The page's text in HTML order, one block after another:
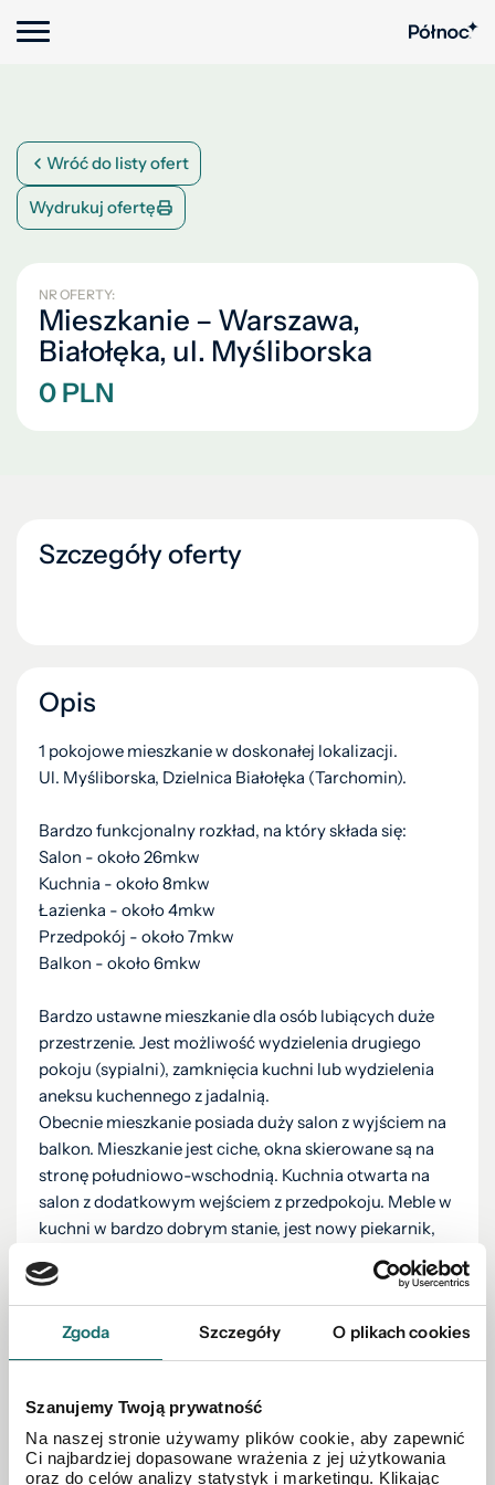
Zgoda Szczegóły O plikach cookies
Szanujemy Twoją prywatność
Na naszej stronie używamy plików cookie, aby zapewnić
Ci najbardziej dopasowane wrażenia z jej użytkowania
oraz do celów analizy statystyk i marketingu. Klikając
Wróć do listy ofert
Wydrukuj ofertę
NR OFERTY:
Mieszkanie – Warszawa,
Białołęka, ul. Myśliborska
0 PLN
Szczegóły oferty
Opis
1 pokojowe mieszkanie w doskonałej lokalizacji.
Ul. Myśliborska, Dzielnica Białołęka (Tarchomin).
Bardzo funkcjonalny rozkład, na który składa się:
Salon - około 26mkw
Kuchnia - około 8mkw
Łazienka - około 4mkw
Przedpokój - około 7mkw
Balkon - około 6mkw
Bardzo ustawne mieszkanie dla osób lubiących duże
przestrzenie. Jest możliwość wydzielenia drugiego
pokoju (sypialni), zamknięcia kuchni lub wydzielenia
aneksu kuchennego z jadalnią.
Obecnie mieszkanie posiada duży salon z wyjściem na
balkon. Mieszkanie jest ciche, okna skierowane są na
stronę południowo-wschodnią. Kuchnia otwarta na
salon z dodatkowym wejściem z przedpokoju. Meble w
kuchni w bardzo dobrym stanie, jest nowy piekarnik,
płyta indukcyjna, okap, lodówka. W łazience kabina
prysznicowa. Przedpokój duży i ustawny z szafą.
Mieszkanie znajduje się w budynku z 2001 roku.
Elewacja budynku w dobrym stanie. Klatki schodowe
ogrodzone, wewnątrz duży plac zabaw dla dzieci.
W pobliżu osiedla mnóstwo punktów usługowych i